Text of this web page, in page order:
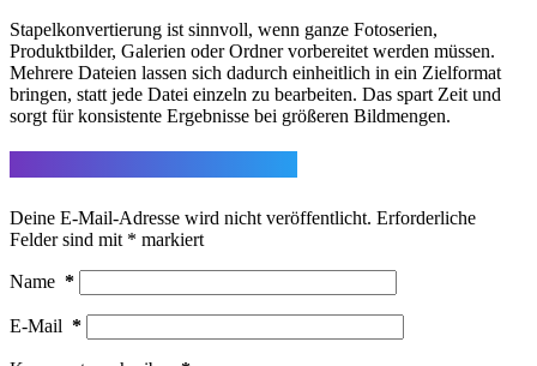
Stapelkonvertierung ist sinnvoll, wenn ganze Fotoserien,
Produktbilder, Galerien oder Ordner vorbereitet werden müssen.
Mehrere Dateien lassen sich dadurch einheitlich in ein Zielformat
bringen, statt jede Datei einzeln zu bearbeiten. Das spart Zeit und
sorgt für konsistente Ergebnisse bei größeren Bildmengen.
Deine E-Mail-Adresse wird nicht veröffentlicht. Erforderliche
Felder sind mit * markiert
Name *
E-Mail *